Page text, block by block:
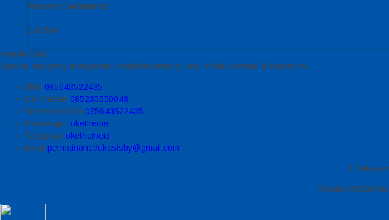
Recent Comments
Sidebar
-
Kontak Kami
Apabila ada yang ditanyakan, silahkan hubungi kami melalui kontak di bawah ini.
SMS 085643522435
Call Center 085230550048
Whatsapp Icha 085643522435
Messenger oketheme
Telegrram okethemeid
Email permainanedukasisby@gmail.com
Buka
Ruko ABCDE